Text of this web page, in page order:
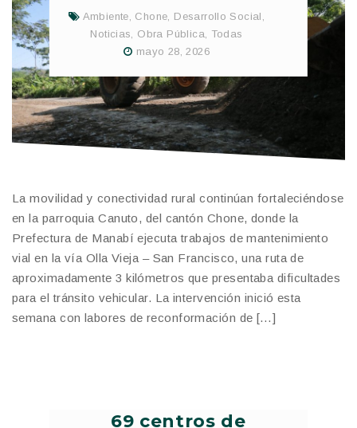
Ambiente Chone Desarrollo Social
Noticias
Obra Pública
Todas
mayo 28, 2026
La movilidad y conectividad rural continúan fortaleciéndose
en la parroquia Canuto, del cantón Chone, donde la
Prefectura de Manabí ejecuta trabajos de mantenimiento
vial en la vía Olla Vieja – San Francisco, una ruta de
aproximadamente 3 kilómetros que presentaba dificultades
para el tránsito vehicular. La intervención inició esta
semana con labores de reconformación de […]
69 centros de